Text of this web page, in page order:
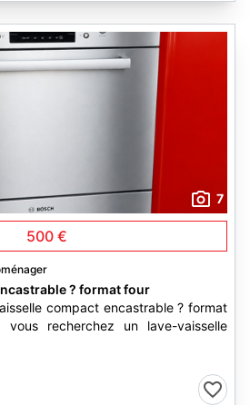
7
500 €
? format four
compact encastrable ? format
recherchez un lave-vaisselle